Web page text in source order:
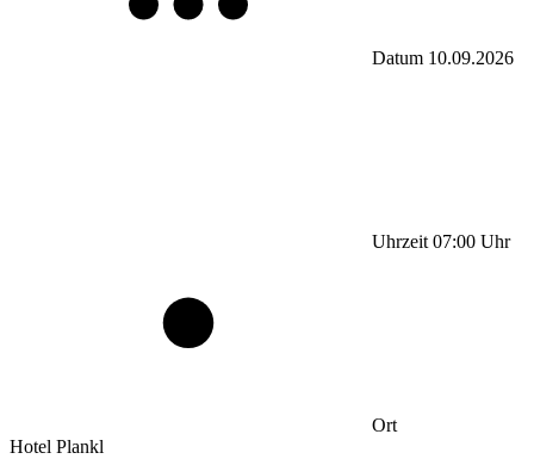
Datum 10.09.2026
Uhrzeit 07:00 Uhr
Ort
Hotel Plankl